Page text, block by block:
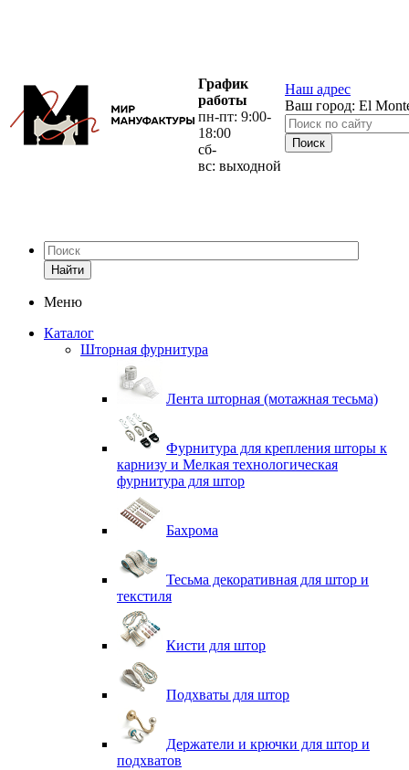
График
работы
пн-пт: 9:00-
18:00
сб-
вс: выходной
Наш адрес
Ваш город: El
Найти
Меню
Каталог
Шторная фурнитура
Лента шторная (мотажная тесьма)
Фурнитура для крепления шторы к
карнизу и Мелкая технологическая
фурнитура для штор
Бахрома
Тесьма декоративная для штор и
текстиля
Кисти для штор
Подхваты для штор
Держатели и крючки для штор и
подхватов